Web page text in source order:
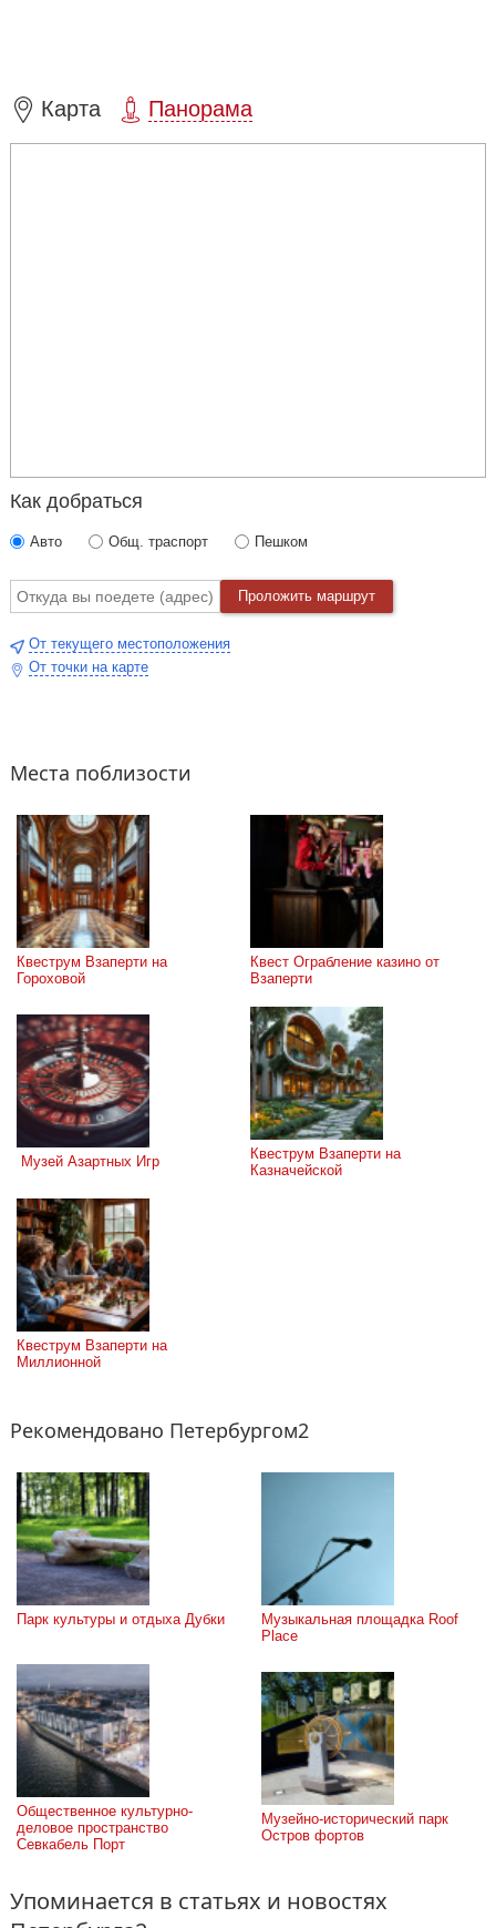
Карта Панорама
Как добраться
Авто Общ. траспорт Пешком
Проложить маршрут
От текущего местоположения
От точки на карте
Места поблизости
Квеструм Взаперти на
Гороховой
Квест Ограбление казино от
Взаперти
Музей Азартных Игр
Квеструм Взаперти на
Казначейской
Квеструм Взаперти на
Миллионной
Рекомендовано Петербургом2
Парк культуры и отдыха Дубки
Музыкальная площадка Roof
Place
Общественное культурно-
деловое пространство
Севкабель Порт
Музейно-исторический парк
Остров фортов
Упоминается в статьях и новостях